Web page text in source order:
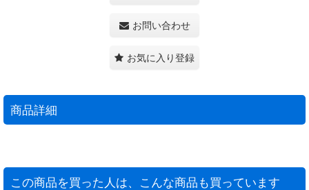
お問い合わせ
お気に入り登録
商品詳細
この商品を買った人は、こんな商品も買っています